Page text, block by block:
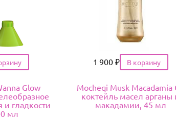
Glow
и гладкости
мл
Цена
1 900 ₽
Mocheqi Musk Macadamia
коктейль масел арганы
макадамии, 45 мл